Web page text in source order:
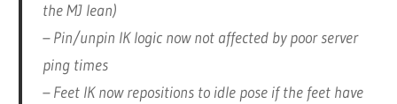
the MJ lean)
– Pin/unpin IK logic now not affected by poor server
ping times
– Feet IK now repositions to idle pose if the feet have